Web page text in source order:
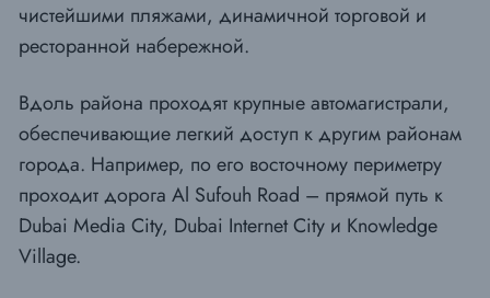
чистейшими пляжами, динамичной торговой и
ресторанной набережной.
Вдоль района проходят крупные автомагистрали,
обеспечивающие легкий доступ к другим районам
города. Например, по его восточному периметру
проходит дорога Al Sufouh Road – прямой путь к
Dubai Media City, Dubai Internet City и Knowledge
Village.